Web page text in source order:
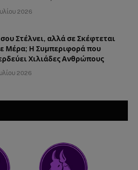
2026
Στέλνει, αλλά σε Σκέφτεται
Μέρα; Η Συμπεριφορά που
Χιλιάδες Ανθρώπους
2026